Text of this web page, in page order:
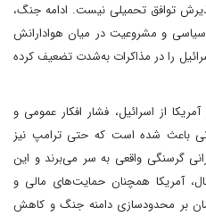
توافق تحمیلی نیست. ادامه جنگ،
و مشروعیت در میان هوادارانش
را در مذاکرات به‌شدت تضعیف کرده
از اسرائیل، فشار افکار عمومی و
باعث شده است که حتی ترامپ نیز
گرسنگی واقعی به سر می‌برند و این
آمریکا همچنان حمایت‌های مالی و
بر محدودسازی دامنه جنگ و کاهش